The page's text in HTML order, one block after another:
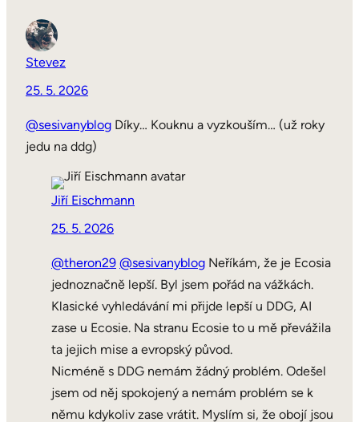
Stevez
25. 5. 2026
@sesivanyblog Díky… Kouknu a vyzkouším… (už roky
jedu na ddg)
Jiří Eischmann
25. 5. 2026
@theron29 @sesivanyblog Neříkám, že je Ecosia
jednoznačně lepší. Byl jsem pořád na vážkách.
Klasické vyhledávání mi přijde lepší u DDG, AI
zase u Ecosie. Na stranu Ecosie to u mě převážila
ta jejich mise a evropský původ.
Nicméně s DDG nemám žádný problém. Odešel
jsem od něj spokojený a nemám problém se k
němu kdykoliv zase vrátit. Myslím si, že obojí jsou